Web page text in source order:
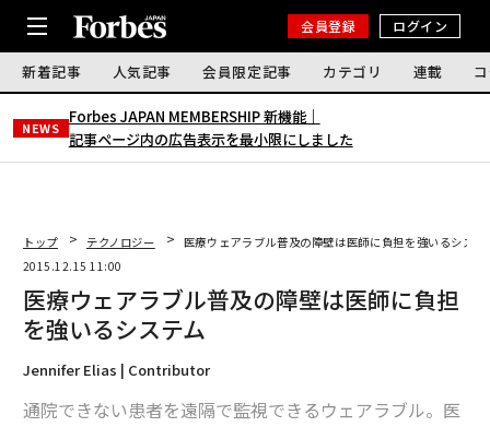
会員登録 ログイン
新着記事 人気記事 会員限定記事 カテゴリ 連載
NEWS
Forbes JAPAN MEMBERSHIP 新機能｜
記事ページ内の広告表示を最小限にしました
トップ テクノロジー
医療ウェアラブル普及の障壁は医師に負担を強いるシステ
2015.12.15 11:00
医療ウェアラブル普及の障壁は医師に負担
を強いるシステム
Jennifer Elias | Contributor
通院できない患者を遠隔で監視できるウェアラブル。医